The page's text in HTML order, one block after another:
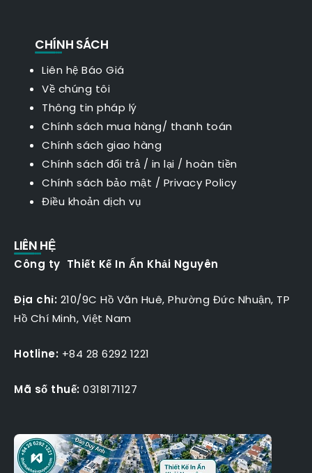
CHÍNH SÁCH
Liên hệ Báo Giá
Về chúng tôi
Thông tin pháp lý
Chính sách mua hàng/ thanh toán
Chính sách giao hàng
Chính sách đổi trả / in lại / hoàn tiền
Chính sách bảo mật / Privacy Policy
Điều khoản dịch vụ
LIÊN HỆ
Công ty Thiết Kế In Ấn Khải Nguyên
Địa chỉ: 210/9C Hồ Văn Huê, Phường Đức Nhuận, TP
Hồ Chí Minh, Việt Nam
Hotline: +84 28 6292 1221
Mã số thuế: 0318171127